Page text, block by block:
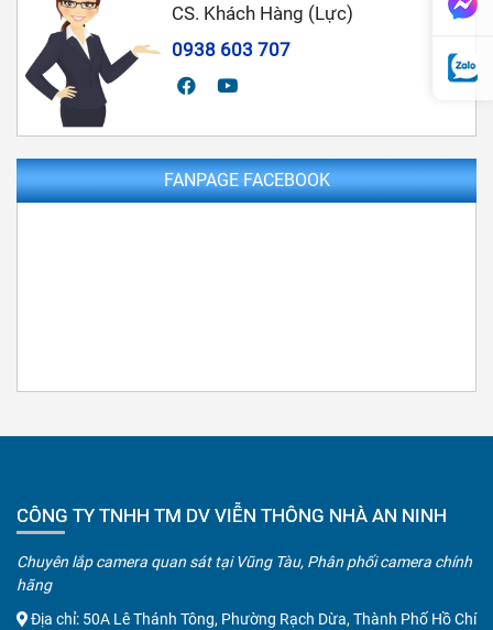
CS. Khách Hàng (Lực)
0938 603 707
FANPAGE FACEBOOK
CÔNG TY TNHH TM DV VIỄN THÔNG NHÀ AN NINH
Chuyên lắp camera quan sát tại Vũng Tàu, Phân phối camera chính
hãng
Địa chỉ: 50A Lê Thánh Tông, Phường Rạch Dừa, Thành Phố Hồ Chí